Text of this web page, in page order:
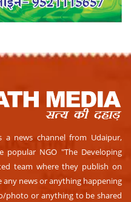
a news channel from Udaipur,
NGO "The Developing
team where they publish on
any news or anything happening
photo or anything to be shared